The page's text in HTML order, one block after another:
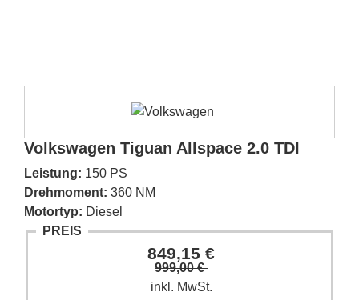
Volkswagen Tiguan Allspace 2.0 TDI
Leistung: 150 PS
Drehmoment: 360 NM
Motortyp: Diesel
PREIS
849,15 €
999,00 €
inkl. MwSt.